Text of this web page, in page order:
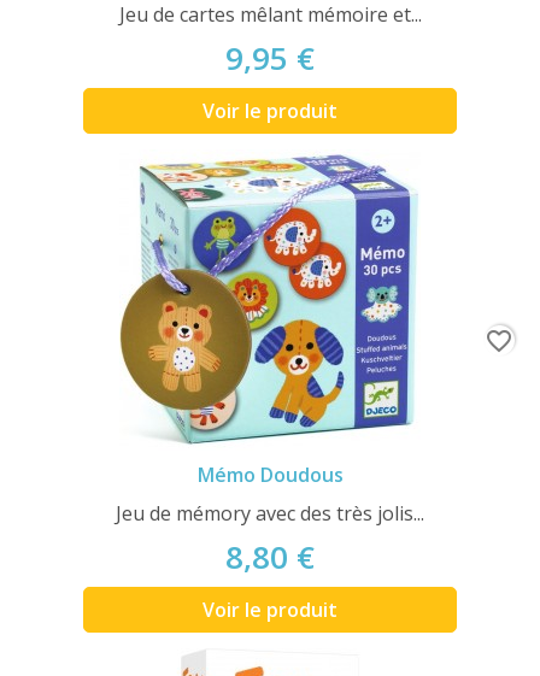
Jeu de cartes mêlant mémoire et...
9,95 €
Voir le produit
Mémo Doudous
Jeu de mémory avec des très jolis...
8,80 €
Voir le produit
favorite_border